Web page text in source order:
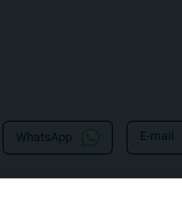
WhatsApp E-mail
Georg hat mal wieder
mehr tolle und seltene